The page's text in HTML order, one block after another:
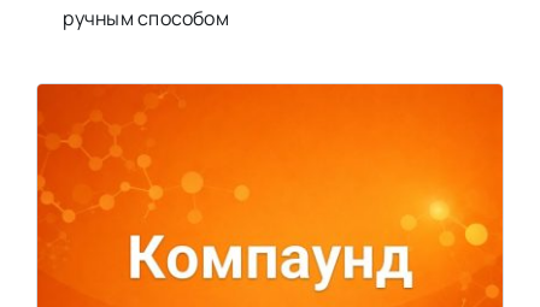
ручным способом